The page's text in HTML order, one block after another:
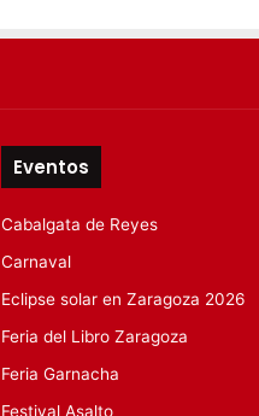
Eventos
Cabalgata de Reyes
Carnaval
Eclipse solar en Zaragoza 2026
Feria del Libro Zaragoza
Feria Garnacha
Festival Asalto